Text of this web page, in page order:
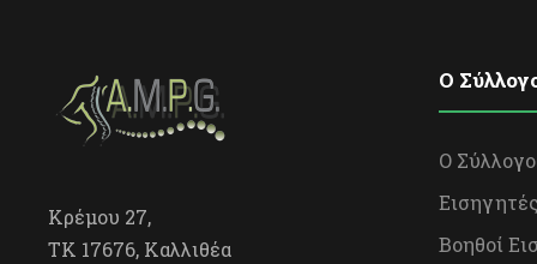
Κρέμου 27,
TK 17676, Καλλιθέα
O
Ο
Εισηγητές
Βοηθοί